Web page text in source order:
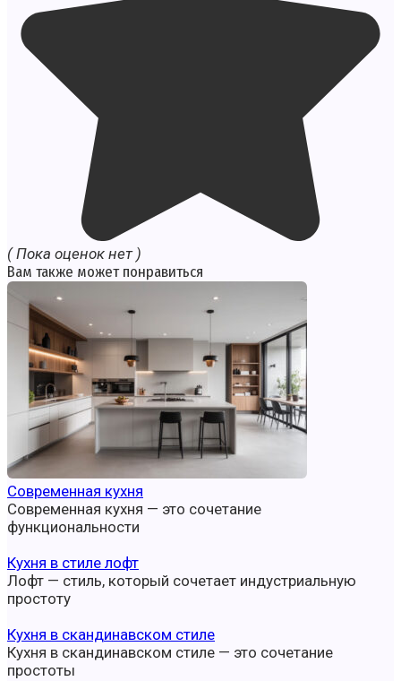
( Пока оценок нет )
Вам также может понравиться
Современная кухня
Современная кухня — это сочетание
функциональности
Кухня в стиле лофт
Лофт — стиль, который сочетает индустриальную
простоту
Кухня в скандинавском стиле
Кухня в скандинавском стиле — это сочетание
простоты